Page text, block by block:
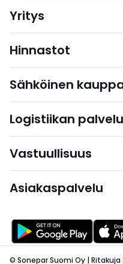
Yritys
Hinnastot
Sähköinen
Logistiikan
Vastuullisuus
Asiakaspalvelu
© Sonepar Suomi Oy | Ritakuja